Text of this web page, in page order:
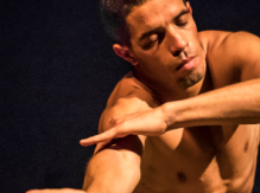
SCOPRI DI PIÙ